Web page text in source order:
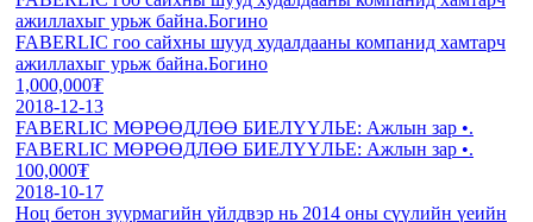
ажиллахыг урьж байна.Богино
FABERLIC гоо сайхны шууд худалдааны компанид хамтарч
ажиллахыг урьж байна.Богино
1,000,000₮
2018-12-13
FABERLIC МӨРӨӨДЛӨӨ БИЕЛҮҮЛЬЕ: Ажлын зар •.
FABERLIC МӨРӨӨДЛӨӨ БИЕЛҮҮЛЬЕ: Ажлын зар •.
100,000₮
2018-10-17
Ноц бетон зуурмагийн үйлдвэр нь 2014 оны сүүлийн үеийн